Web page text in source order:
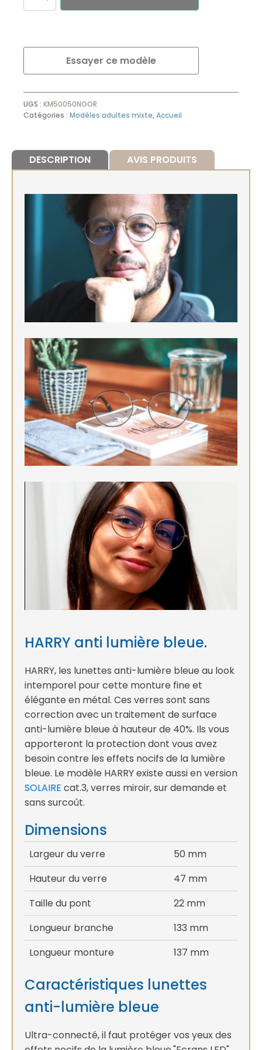
lumière
Essayer ce modèle
UGS : KM50050NOOR
Catégories : Modèles adultes mixte, Accueil
DESCRIPTION AVIS PRODUITS
HARRY anti lumière bleue.
HARRY, les lunettes anti-lumière bleue au look
intemporel pour cette monture fine et
élégante en métal. Ces verres sont sans
correction avec un traitement de surface
anti-lumière bleue à hauteur de 40%. Ils vous
apporteront la protection dont vous avez
besoin contre les effets nocifs de la lumière
bleue. Le modèle HARRY existe aussi en version
SOLAIRE cat.3, verres miroir, sur demande et
sans surcoût.
Dimensions
Largeur du verre
50 mm
Hauteur du verre
47 mm
Taille du pont
22 mm
Longueur branche
133 mm
Longueur monture
137 mm
Caractéristiques lunettes
anti-lumière bleue
Ultra-connecté, il faut protéger vos yeux des